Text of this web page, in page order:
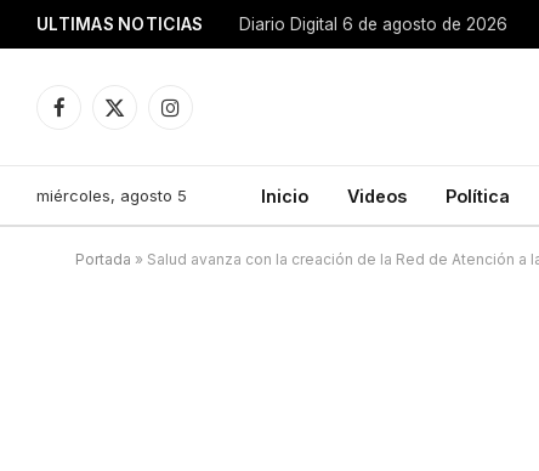
ULTIMAS NOTICIAS Diario Digital 6 de agosto de 2026
Facebook
X
Instagram
miércoles, agosto 5 Inicio Videos Política
Portada » Salud avanza con la creación de la Red de Atención a